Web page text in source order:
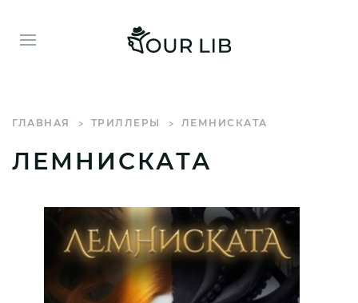
ГЛАВНАЯ ТРИЛЛЕРЫ ЛЕМНИСКАТА
ЛЕМНИСКАТА